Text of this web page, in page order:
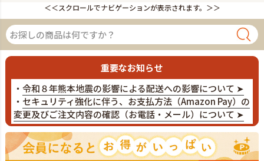
＜＜スクロールでナビゲーションが表示されます。＞＞
重要なお知らせ
・ 令和８年熊本地震の影響による配送への影響について ➤
・ セキュリティ強化に伴う、お支払方法（Amazon Pay）の
変更及びご注文内容の確認（お電話・メール）について ➤